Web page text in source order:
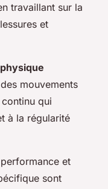
travaillant sur la
et
mouvements
qui
à la régularité
et
sont